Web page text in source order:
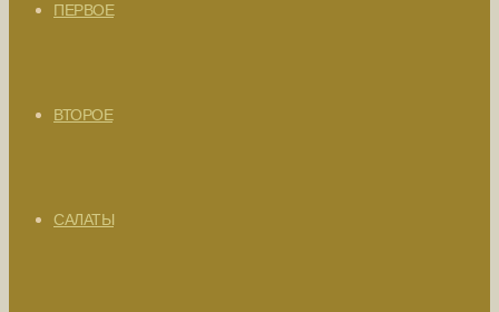
ПЕРВОЕ
ВТОРОЕ
САЛАТЫ